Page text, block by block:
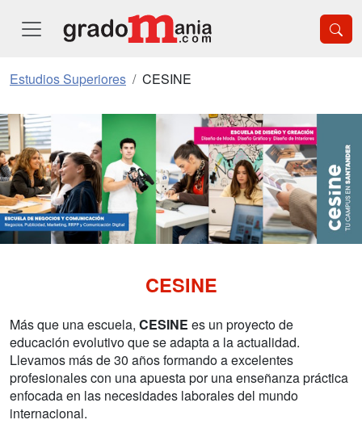
Estudios Superiores CESINE
CESINE
Más que una escuela, CESINE es un proyecto de
educación evolutivo que se adapta a la actualidad.
Llevamos más de 30 años formando a excelentes
profesionales con una apuesta por una enseñanza práctica
enfocada en las necesidades laborales del mundo
internacional.